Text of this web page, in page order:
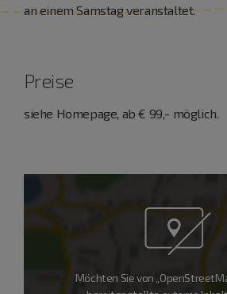
an einem Samstag veranstaltet.
Preise
siehe Homepage, ab € 99,- möglich.
Möchten Sie von